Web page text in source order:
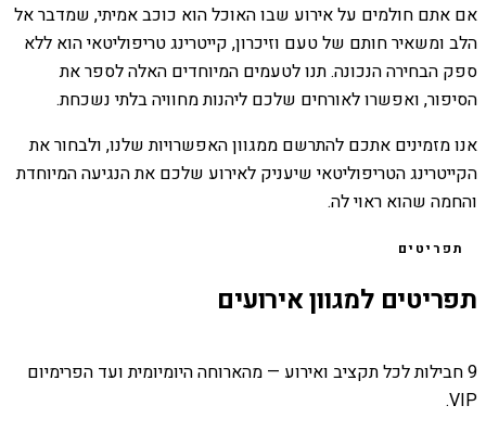
אם אתם חולמים על אירוע שבו האוכל הוא כוכב אמיתי, שמדבר אל
הלב ומשאיר חותם של טעם וזיכרון, קייטרינג טריפוליטאי הוא ללא
ספק הבחירה הנכונה. תנו לטעמים המיוחדים האלה לספר את
הסיפור, ואפשרו לאורחים שלכם ליהנות מחוויה בלתי נשכחת.
אנו מזמינים אתכם להתרשם ממגוון האפשרויות שלנו, ולבחור את
הקייטרינג הטריפוליטאי שיעניק לאירוע שלכם את הנגיעה המיוחדת
והחמה שהוא ראוי לה.
תפריטים
תפריטים למגוון אירועים
9 חבילות לכל תקציב ואירוע — מהארוחה היומיומית ועד הפרימיום
VIP.